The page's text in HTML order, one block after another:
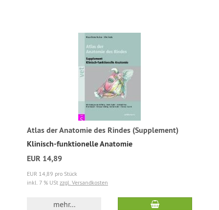
Atlas der Anatomie des Rindes (Supplement)
Klinisch-funktionelle Anatomie
EUR 14,89
EUR 14,89 pro Stück
inkl. 7 % USt zzgl. Versandkosten
mehr...